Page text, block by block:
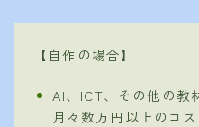
【自作の場合】
AI、ICT、その他の教
月々数万円以上のコ